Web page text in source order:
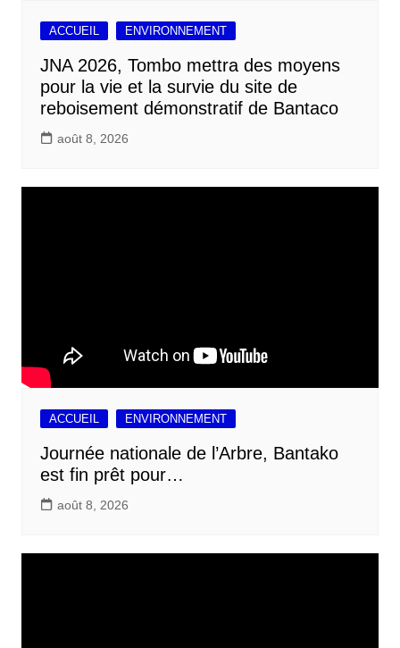
ACCUEIL ENVIRONNEMENT
JNA 2026, Tombo mettra des moyens
pour la vie et la survie du site de
reboisement démonstratif de Bantaco
août 8, 2026
ACCUEIL ENVIRONNEMENT
Journée nationale de l’Arbre, Bantako
est fin prêt pour…
août 8, 2026